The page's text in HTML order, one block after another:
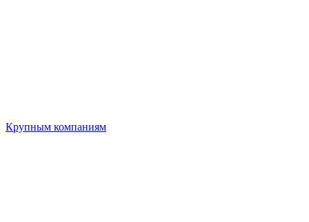
Крупным компаниям